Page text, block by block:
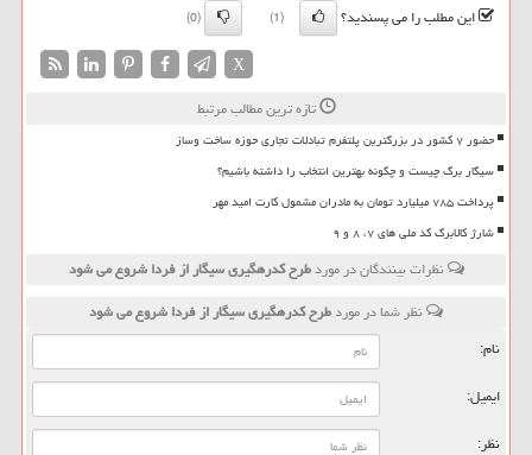
این مطلب را می پسندید؟
(1)
(0)
X
تازه ترین مطالب مرتبط
حضور ۷ کشور در بزرگترین پلتفرم تبادلات تجاری حوزه ساخت وساز
سیگار برگ چیست و چگونه بهترین انتخاب را داشته باشیم؟
پرداخت ۷۸۵ میلیارد تومان به مادران مشمول کارت امید مهر
شارژ کالابرگ کد ملی های ۷، ۸ و ۹
نظرات بینندگان در موردطرح كدرهگیری سیگار از فردا شروع می شود
نظر شما در موردطرح كدرهگیری سیگار از فردا شروع می شود
نام:
ایمیل:
نظر: